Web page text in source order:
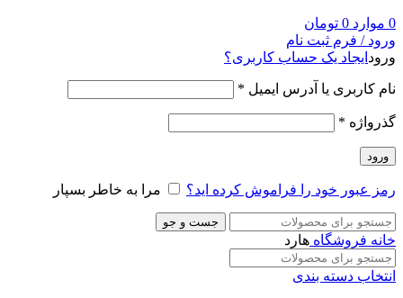
0 موارد 0 تومان
ورود / فرم ثبت نام
ورود ایجاد یک حساب کاربری؟
نام کاربری یا آدرس ایمیل *
گذرواژه *
ورود
رمز عبور خود را فراموش کرده اید؟ مرا به خاطر بسپار
جست و جو
خانه فروشگاه هارد
انتخاب دسته بندی